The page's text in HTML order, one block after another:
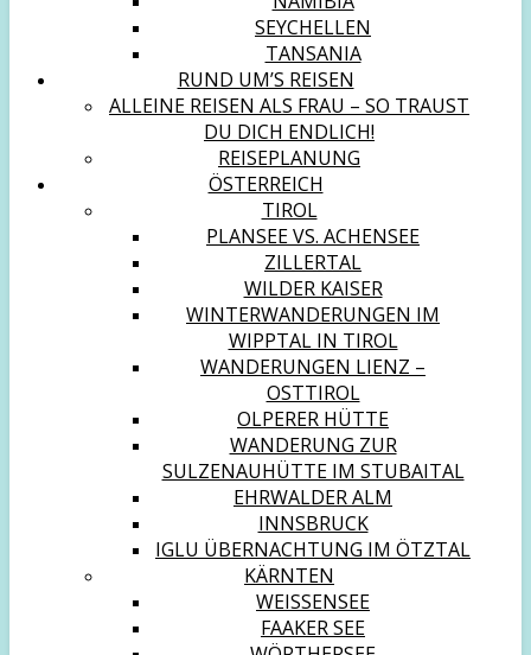
SEYCHELLEN
TANSANIA
RUND UM’S REISEN
ALLEINE REISEN ALS FRAU – SO TRAUST
DU DICH ENDLICH!
REISEPLANUNG
ÖSTERREICH
TIROL
PLANSEE VS. ACHENSEE
ZILLERTAL
WILDER KAISER
WINTERWANDERUNGEN IM
WIPPTAL IN TIROL
WANDERUNGEN LIENZ –
OSTTIROL
OLPERER HÜTTE
WANDERUNG ZUR
SULZENAUHÜTTE IM STUBAITAL
EHRWALDER ALM
INNSBRUCK
IGLU ÜBERNACHTUNG IM ÖTZTAL
KÄRNTEN
WEISSENSEE
FAAKER SEE